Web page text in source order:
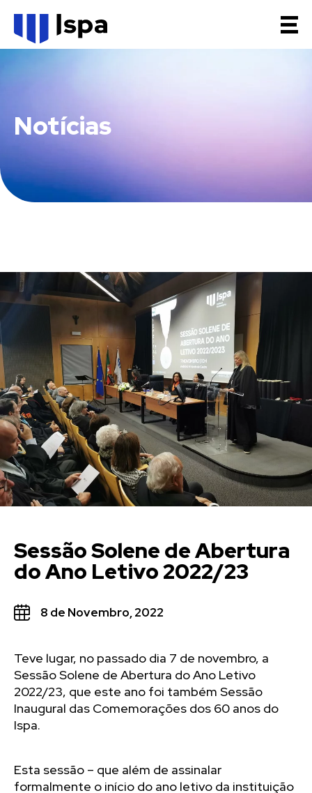
Notícias
Sessão Solene de Abertura
do Ano Letivo 2022/23
8 de Novembro, 2022
Teve lugar, no passado dia 7 de novembro, a
Sessão Solene de Abertura do Ano Letivo
2022/23, que este ano foi também Sessão
Inaugural das Comemorações dos 60 anos do
Ispa.
Esta sessão – que além de assinalar
formalmente o início do ano letivo da instituição